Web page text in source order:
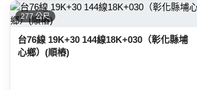
277 公尺
台76線 19K+30 144線18K+030（彰化縣埔
心鄉）(順樁)